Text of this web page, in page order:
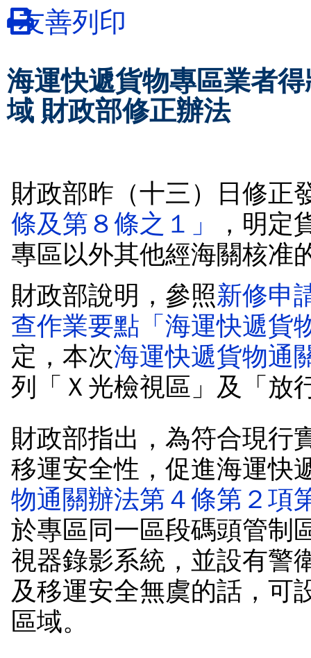
友善列印
海運快遞貨物專區業者
域 財政部修正辦法
財政部昨（十三）日修正
條及第８條之１」
，明定
專區以外其他經海關核准
財政部說明，參照新修申
查作業要點「海運快遞貨
定，本次海運快遞貨物通
列「Ｘ光檢視區」及「放
財政部指出，為符合現行
移運安全性，促進海運快
物通關辦法第４條第２項
於專區同一區段碼頭管制
視器錄影系統，並設有警
及移運安全無虞的話，可
區域。